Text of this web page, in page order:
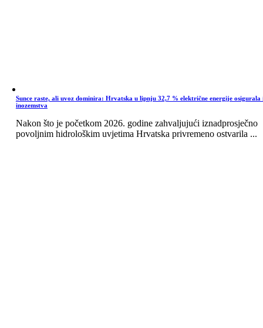
Sunce raste, ali uvoz dominira: Hrvatska u lipnju 32,7 % električne energije osigurala
inozemstva
Nakon što je početkom 2026. godine zahvaljujući iznadprosječno
povoljnim hidrološkim uvjetima Hrvatska privremeno ostvarila ...